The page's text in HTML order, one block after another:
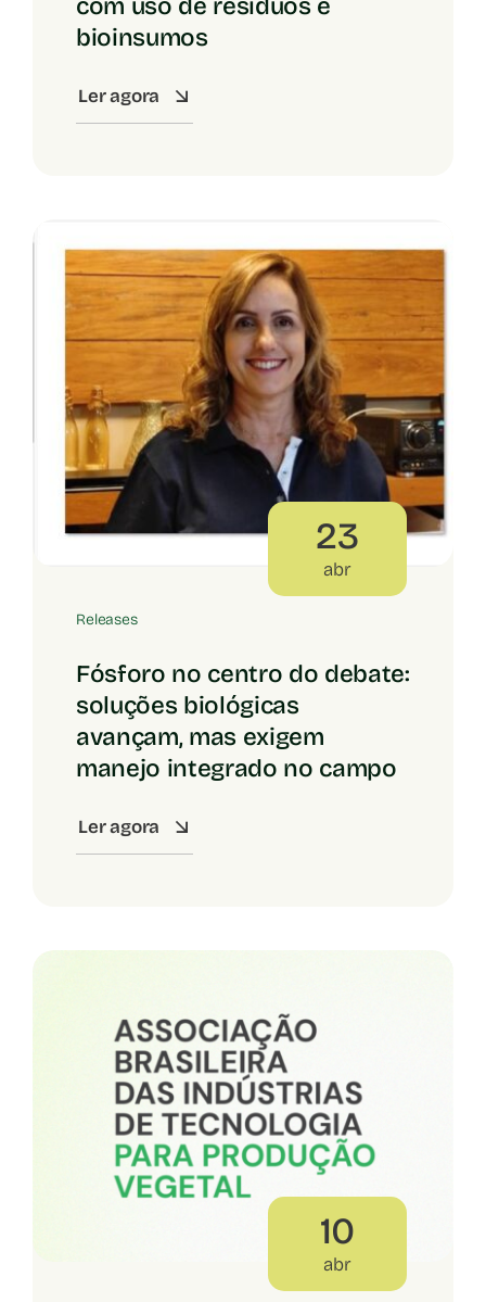
com uso de resíduos e
bioinsumos
Ler agora
23
abr
Releases
Fósforo no centro do debate:
soluções biológicas
avançam, mas exigem
manejo integrado no campo
Ler agora
10
abr